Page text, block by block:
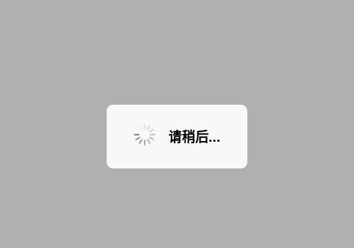
暂无课程，敬请期待
请稍后...